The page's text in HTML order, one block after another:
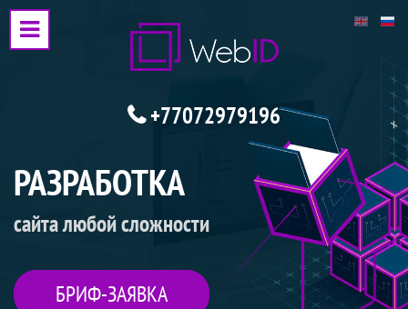
+77072979196
РАЗРАБОТКА
сайта любой сложности
БРИФ-ЗАЯВКА